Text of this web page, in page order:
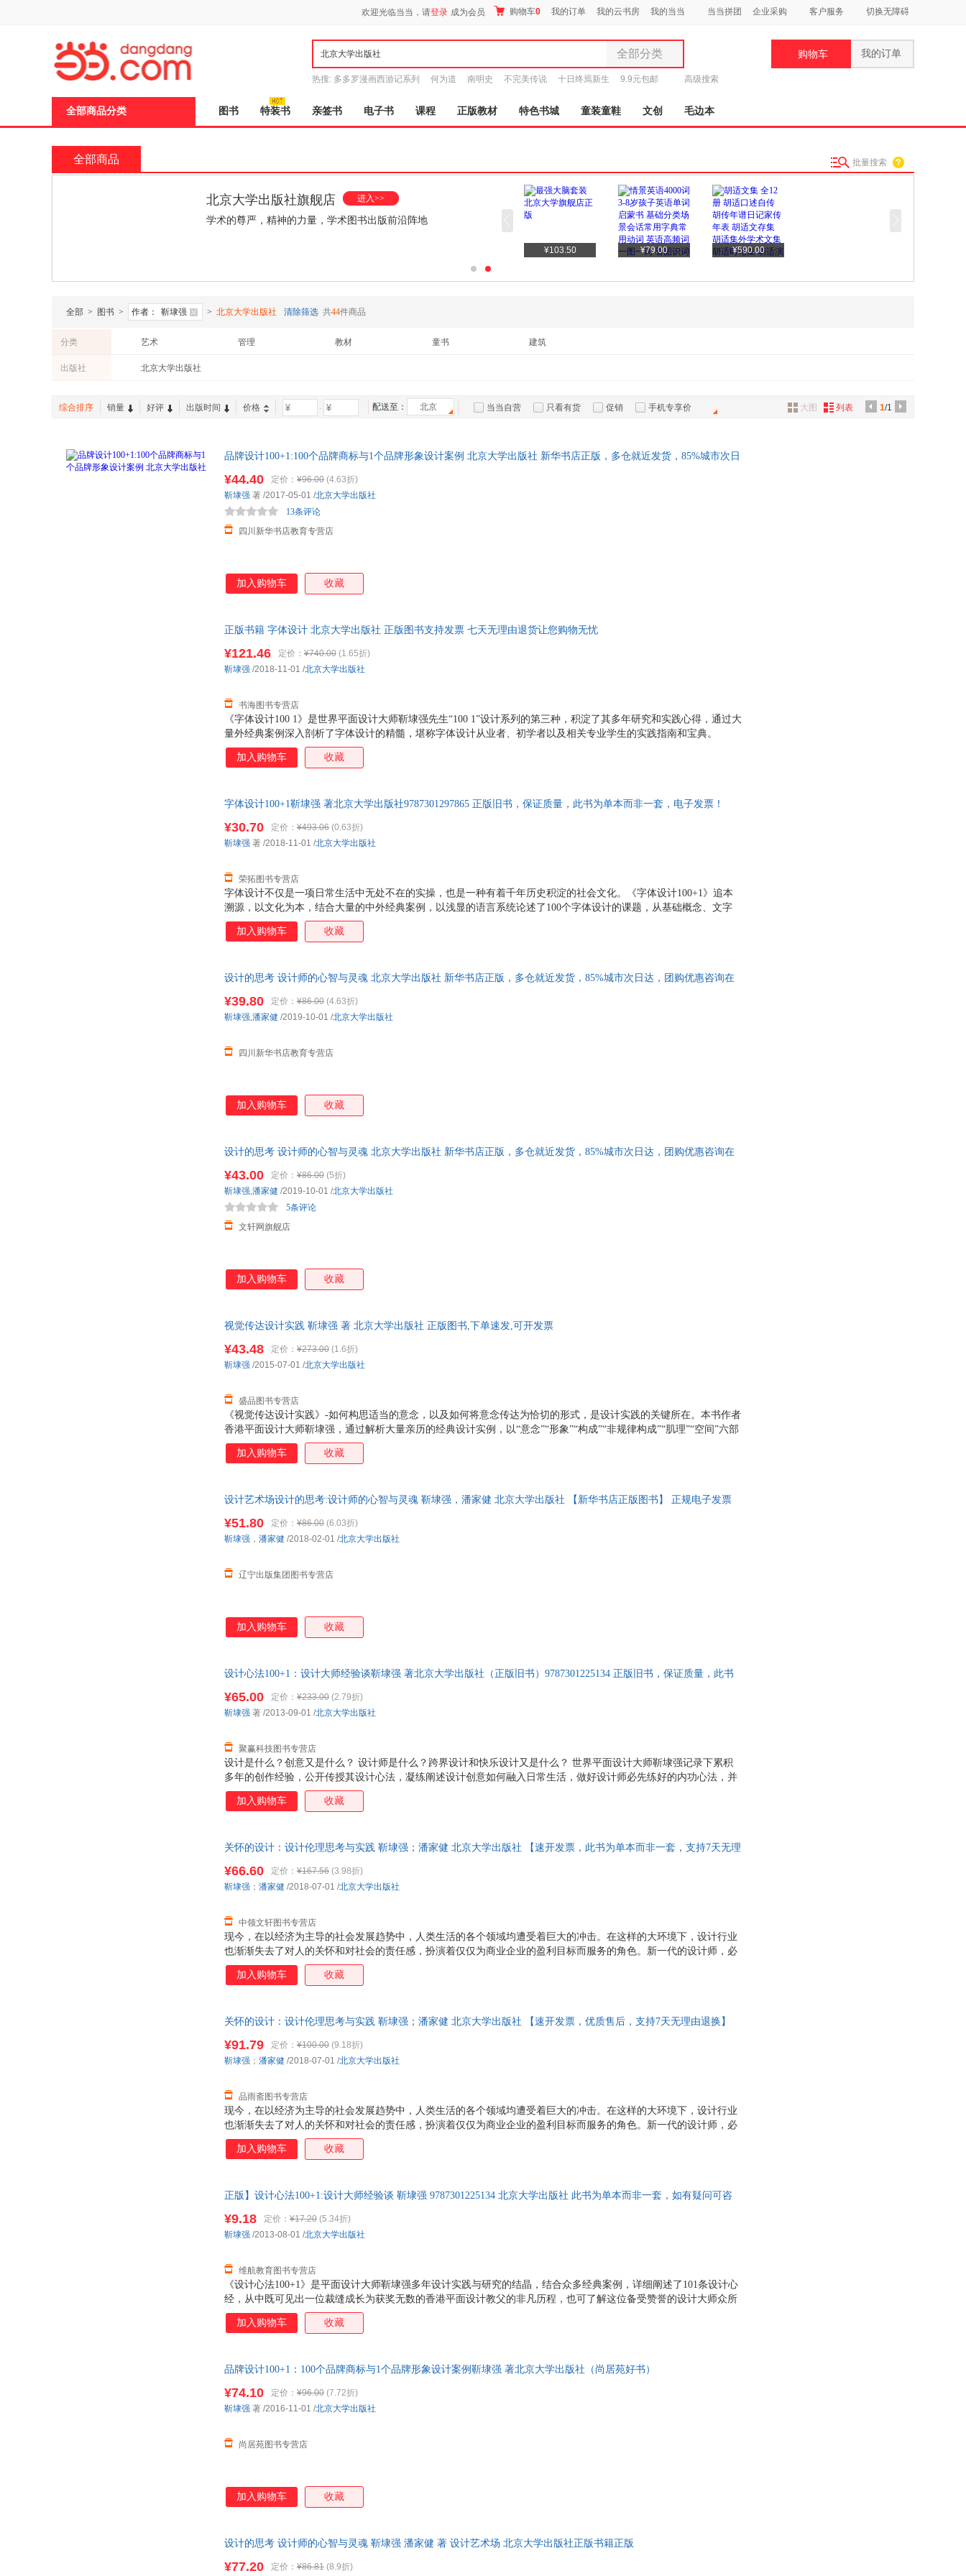
欢迎光临当当，请登录 成为会员 购物车0 我的订单 我的云书房 我的当当 当当拼团 企业采购 客户服务 切换无障碍
全部分类
全部分类
图书
电子书
母婴用品
玩具
孕婴服饰
童装童鞋
家具装饰
食品
电脑办公
热搜: 多多罗漫画西游记系列 何为道 南明史 不完美传说 十日终焉新生 9.9元包邮 高级搜索
购物车 我的订单
全部商品分类 图书 特装书 亲签书 电子书 课程 正版教材 特色书城 童装童鞋 文创 毛边本
全部商品 批量搜索
北京大学出版社旗舰店 进入>>
学术的尊严，精神的力量，学术图书出版前沿阵地
¥103.50 ¥79.00 ¥590.00
全部 > 图书 > 作者： 靳埭强 > 北京大学出版社 清除筛选 共44件商品
分类 艺术 管理 教材 童书 建筑
出版社 北京大学出版社
综合排序 销量 好评 出版时间 价格 - 配送至： 北京 当当自营 只看有货 促销 手机专享价 1/1
大图 列表
品牌设计100+1:100个品牌商标与1个品牌形象设计案例 北京大学出版社 新华书店正版，多仓就近发货，85%城市次日
¥44.40 定价： ¥96.00 (4.63折)
四川新华书店教育专营店
13条评论
靳埭强 著 /2017-05-01 /北京大学出版社
加入购物车 收藏
正版书籍 字体设计 北京大学出版社 正版图书支持发票 七天无理由退货让您购物无忧
《字体设计100 1》是世界平面设计大师靳埭强先生“100 1”设计系列的第三种，积淀了其多年研究和实践心得，通过大
量外经典案例深入剖析了字体设计的精髓，堪称字体设计从业者、初学者以及相关专业学生的实践指南和宝典。
¥121.46 定价： ¥740.00 (1.65折)
书海图书专营店
靳埭强 /2018-11-01 /北京大学出版社
加入购物车 收藏
字体设计100+1靳埭强 著北京大学出版社9787301297865 正版旧书，保证质量，此书为单本而非一套，电子发票！
字体设计不仅是一项日常生活中无处不在的实操，也是一种有着千年历史积淀的社会文化。《字体设计100+1》追本
溯源，以文化为本，结合大量的中外经典案例，以浅显的语言系统论述了100个字体设计的课题，从基础概念、文字
源流、字体发展、文化探索、专业知识、创作实践等多个维度叩问传统与现代字体的本质和发展方向，涉及广阔的中
西字体设计领域，希望邀请读者一起探求已知或未知的字体设计文化，开启另一个设计的新领域。
¥30.70 定价： ¥493.06 (0.63折)
荣拓图书专营店
靳埭强 著 /2018-11-01 /北京大学出版社
加入购物车 收藏
设计的思考 设计师的心智与灵魂 北京大学出版社 新华书店正版，多仓就近发货，85%城市次日达，团购优惠咨询在
¥39.80 定价： ¥86.00 (4.63折)
四川新华书店教育专营店
靳埭强,潘家健 /2019-10-01 /北京大学出版社
加入购物车 收藏
设计的思考 设计师的心智与灵魂 北京大学出版社 新华书店正版，多仓就近发货，85%城市次日达，团购优惠咨询在
¥43.00 定价： ¥86.00 (5折)
文轩网旗舰店
5条评论
靳埭强,潘家健 /2019-10-01 /北京大学出版社
加入购物车 收藏
视觉传达设计实践 靳埭强 著 北京大学出版社 正版图书,下单速发,可开发票
《视觉传达设计实践》-如何构思适当的意念，以及如何将意念传达为恰切的形式，是设计实践的关键所在。本书作者
香港平面设计大师靳埭强，通过解析大量亲历的经典设计实例，以“意念”“形象”“构成”“非规律构成”“肌理”“空间”六部
分，全方位讲述视觉传达设计实践方法的一系列重要问题，引导设计者将意念变成平面形象进行视觉传达，实现“心手
合一”的设计境界。
¥43.48 定价： ¥273.00 (1.6折)
盛品图书专营店
靳埭强 /2015-07-01 /北京大学出版社
加入购物车 收藏
设计艺术场设计的思考:设计师的心智与灵魂 靳埭强，潘家健 北京大学出版社 【新华书店正版图书】 正规电子发票
¥51.80 定价： ¥86.00 (6.03折)
辽宁出版集团图书专营店
靳埭强 ， 潘家健 /2018-02-01 /北京大学出版社
加入购物车 收藏
设计心法100+1：设计大师经验谈靳埭强 著北京大学出版社（正版旧书）9787301225134 正版旧书，保证质量，此书
设计是什么？创意又是什么？ 设计师是什么？跨界设计和快乐设计又是什么？ 世界平面设计大师靳埭强记录下累积
多年的创作经验，公开传授其设计心法，凝练阐述设计创意如何融入日常生活，做好设计师必先练好的内功心法，并
以设计案例阐述创意灵感的诞生，细说十个关于设计人生的快乐事。
¥65.00 定价： ¥233.00 (2.79折)
聚赢科技图书专营店
靳埭强 著 /2013-09-01 /北京大学出版社
加入购物车 收藏
关怀的设计：设计伦理思考与实践 靳埭强；潘家健 北京大学出版社 【速开发票，此书为单本而非一套，支持7天无理
现今，在以经济为主导的社会发展趋势中，人类生活的各个领域均遭受着巨大的冲击。在这样的大环境下，设计行业
也渐渐失去了对人的关怀和对社会的责任感，扮演着仅仅为商业企业的盈利目标而服务的角色。新一代的设计师，必
须回归根本，从人文伦理的角度来看设计。同时，也要从设计的角度来回想伦理道德，思考设计与人类、社会及自然
万物的关系。这样，才有可能做出好的、有意义的设计，造福人类。《关怀的设计：设计伦理思考与实践》由设计大
¥66.60 定价： ¥167.56 (3.98折)
中领文轩图书专营店
靳埭强 ； 潘家健 /2018-07-01 /北京大学出版社
加入购物车 收藏
关怀的设计：设计伦理思考与实践 靳埭强；潘家健 北京大学出版社 【速开发票，优质售后，支持7天无理由退换】
现今，在以经济为主导的社会发展趋势中，人类生活的各个领域均遭受着巨大的冲击。在这样的大环境下，设计行业
也渐渐失去了对人的关怀和对社会的责任感，扮演着仅仅为商业企业的盈利目标而服务的角色。新一代的设计师，必
须回归根本，从人文伦理的角度来看设计。同时，也要从设计的角度来回想伦理道德，思考设计与人类、社会及自然
万物的关系。这样，才有可能做出好的、有意义的设计，造福人类。《关怀的设计：设计伦理思考与实践》由设计大
¥91.79 定价： ¥100.00 (9.18折)
品雨斋图书专营店
靳埭强 ； 潘家健 /2018-07-01 /北京大学出版社
加入购物车 收藏
正版】设计心法100+1:设计大师经验谈 靳埭强 9787301225134 北京大学出版社 此书为单本而非一套，如有疑问可咨
《设计心法100+1》是平面设计大师靳埭强多年设计实践与研究的结晶，结合众多经典案例，详细阐述了101条设计心
经，从中既可见出一位裁缝成长为获奖无数的香港平面设计教父的非凡历程，也可了解这位备受赞誉的设计大师众所
经典设计作品的创意构思和具体实施，读来令人感佩。
¥9.18 定价： ¥17.20 (5.34折)
维航教育图书专营店
靳埭强 /2013-08-01 /北京大学出版社
加入购物车 收藏
品牌设计100+1：100个品牌商标与1个品牌形象设计案例靳埭强 著北京大学出版社（尚居苑好书）
¥74.10 定价： ¥96.00 (7.72折)
尚居苑图书专营店
靳埭强 著 /2016-11-01 /北京大学出版社
加入购物车 收藏
设计的思考 设计师的心智与灵魂 靳埭强 潘家健 著 设计艺术场 北京大学出版社正版书籍正版
¥77.20 定价： ¥86.81 (8.9折)
页